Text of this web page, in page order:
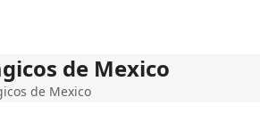
de Mexico
de Mexico